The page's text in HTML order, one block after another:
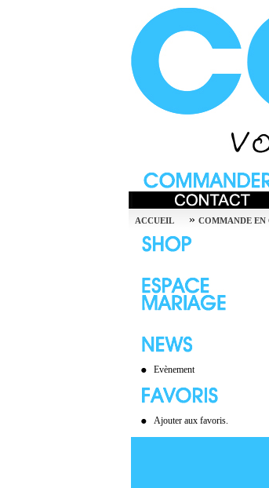
ACCUEIL » COMMANDE EN
Evènement
Ajouter aux favoris.